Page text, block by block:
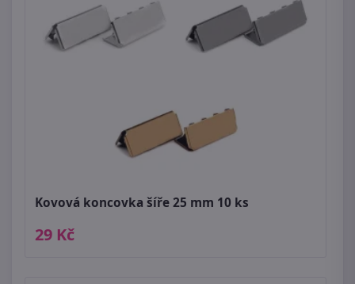
Kovová koncovka šíře 25 mm 10 ks
29 Kč